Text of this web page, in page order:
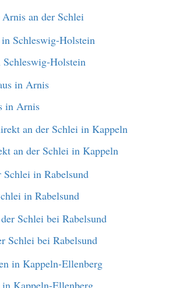
an der Schlei
Holstein
in Arnis
an der Schlei in Kappeln
in Rabelsund
Schlei bei Rabelsund
in Kappeln-Ellenberg